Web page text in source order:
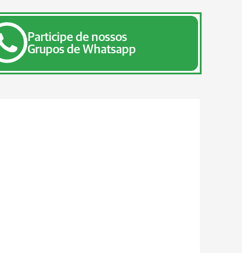
Participe de nossos
Grupos de Whatsapp